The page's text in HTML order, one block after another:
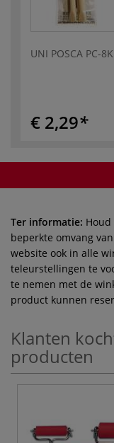
UNI POSCA PC-
€ 2,29
Ter informatie:
beperkte omvang
website ook in alle
teleurstellingen te
te nemen met de
product kunnen
Klanten
producten